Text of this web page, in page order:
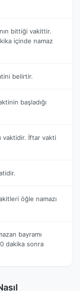
bittiği vakittir.
içinde namaz
belirtir.
başladığı
vaktidir. İftar vakti
öğle namazı
bayramı
dakika sonra